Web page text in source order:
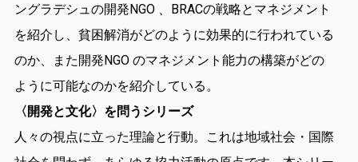
ングラデシュの開発NGO 、BRACの戦略とマネジメント
を紹介し、貧困解消がどのように効果的に行われている
のか、また開発NGO のマネジメント能力の構築がどの
ように可能なのかを紹介している。
〈開発と文化〉を問うシリーズ
人々の視点に立った理論と行動。これは地域社会・国際